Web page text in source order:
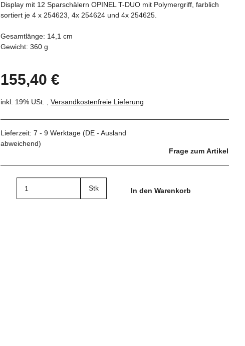
Display mit 12 Sparschälern OPINEL T-DUO mit Polymergriff, farblich
sortiert je 4 x 254623, 4x 254624 und 4x 254625.
Gesamtlänge: 14,1 cm
Gewicht: 360 g
155,40 €
inkl. 19% USt. , Versandkostenfreie Lieferung
Lieferzeit: 7 - 9 Werktage (DE - Ausland
abweichend)
Frage zum Artikel
Stk In den Warenkorb